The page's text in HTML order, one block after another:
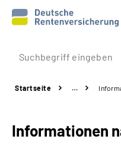
Prävention
Rente
Startseite …
Informationen